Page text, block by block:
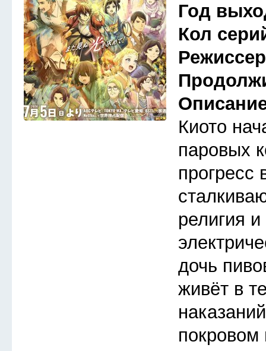
Год
Кол
Киото
паровых
прогресс
религия
дочь
живёт в
покровом